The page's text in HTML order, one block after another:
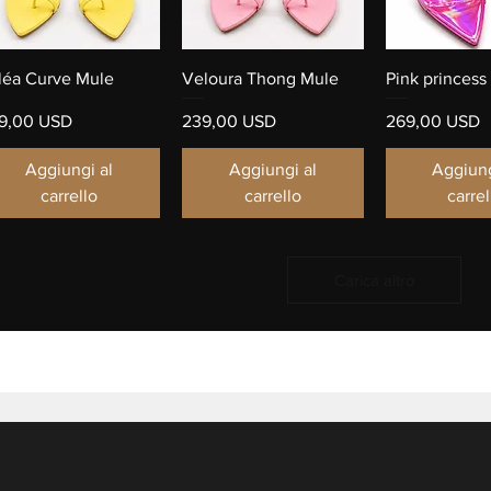
Vista rapida
Curve Mule
USD
Aggiungi al
carrello
Vista rapida
Veloura Thong Mule
Prezzo
239,00 USD
Aggiungi al
carrello
Vista
Pink princess
Prezzo
269,00 USD